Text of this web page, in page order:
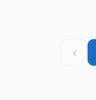
‹